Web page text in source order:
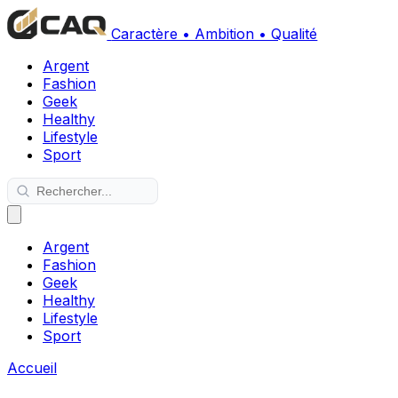
Caractère • Ambition • Qualité
Argent
Fashion
Geek
Healthy
Lifestyle
Sport
Argent
Fashion
Geek
Healthy
Lifestyle
Sport
Accueil